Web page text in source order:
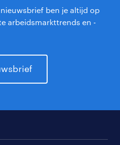
ben je altijd op
arbeidsmarkttrends en -